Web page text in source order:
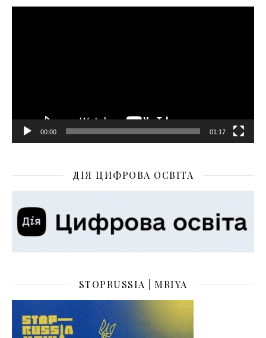
00:00 01:17
ДІЯ ЦИФРОВА ОСВІТА
STOPRUSSIA | MRIYA